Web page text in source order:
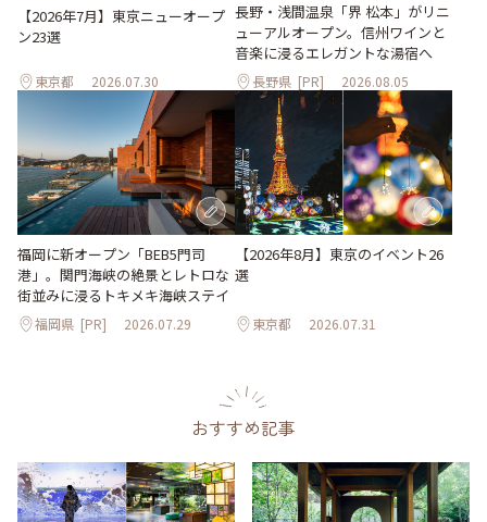
【2026年7月】東京ニューオープ
ン23選
東京都 2026.07.30
長野・浅間温泉「界 松本」がリニ
ューアルオープン。信州ワインと
音楽に浸るエレガントな湯宿へ
長野県 [PR] 2026.08.05
福岡に新オープン「BEB5門司
港」。関門海峡の絶景とレトロな
街並みに浸るトキメキ海峡ステイ
福岡県 [PR] 2026.07.29
【2026年8月】東京のイベント26
選
東京都 2026.07.31
おすすめ記事